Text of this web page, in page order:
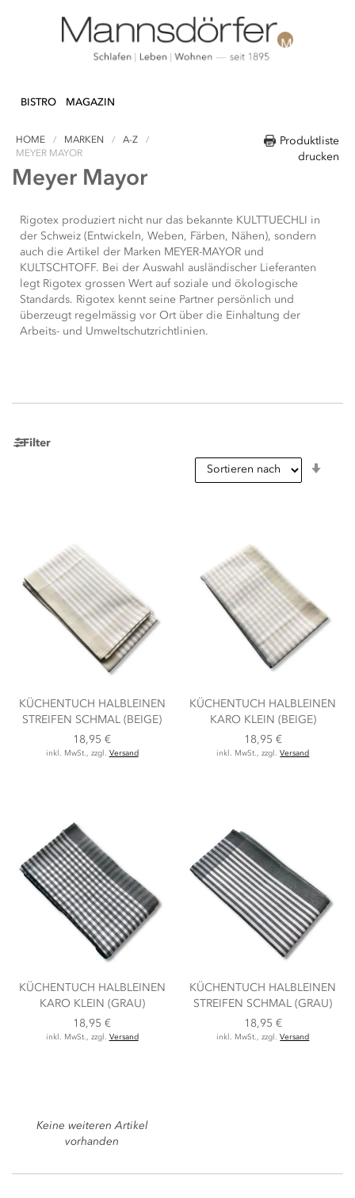
zum
BISTRO MAGAZIN
Produktliste
drucken
HOME MARKEN
A-Z
MEYER MAYOR
Meyer Mayor
Rigotex produziert nicht nur das bekannte KULTTUECHLI in
der Schweiz (Entwickeln, Weben, Färben, Nähen), sondern
auch die Artikel der Marken MEYER-MAYOR und
KULTSCHTOFF. Bei der Auswahl ausländischer Lieferanten
legt Rigotex grossen Wert auf soziale und ökologische
Standards. Rigotex kennt seine Partner persönlich und
überzeugt regelmässig vor Ort über die Einhaltung der
Arbeits- und Umweltschutzrichtlinien.
Filter
KÜCHENTUCH HALBLEINEN
STREIFEN SCHMAL (BEIGE)
18,95 €
inkl. MwSt., zzgl. Versand
KÜCHENTUCH HALBLEINEN
KARO KLEIN (BEIGE)
18,95 €
inkl. MwSt., zzgl.Versand
KÜCHENTUCH HALBLEINEN
KARO KLEIN (GRAU)
18,95 €
inkl. MwSt., zzgl. Versand
KÜCHENTUCH HALBLEINEN
STREIFEN SCHMAL (GRAU)
18,95 €
inkl. MwSt., zzgl.Versand
Keine weiteren Artikel
vorhanden